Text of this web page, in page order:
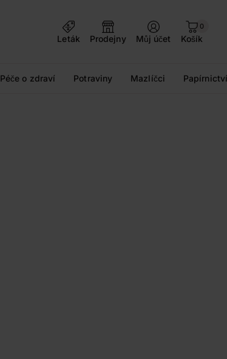
Leták
Prodejny Můj účet
0
Košík
Péče o zdraví Potraviny Mazlíčci